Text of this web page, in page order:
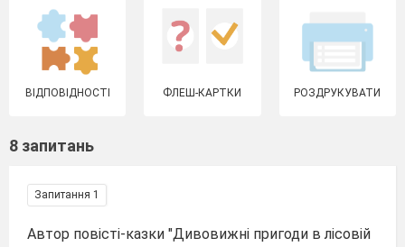
ВІДПОВІДНОСТІ ФЛЕШ-КАРТКИ РОЗДРУКУВАТИ
8 запитань
Запитання 1
Автор повісті-казки "Дивовижні пригоди в лісовій